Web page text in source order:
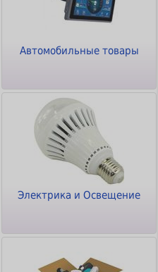
Автомобильные товары
Электрика и Освещение